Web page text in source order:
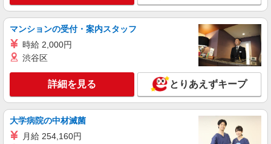
高齢者向け住宅、グループホームなど様々な勤
務先から選べます。
未経験：時給1600〜1800円（資格・経験によ
る） 経験者：時給1800〜2000円（資格・経験によ
払い/週払い/月払い対応も可能です。詳しくは面談
時にご相談ください。 ◆交通費：別途全額支給 ※
当社規定あり
線「妙蓮寺駅」 ◆東急東横線「大倉山駅」 ◆東急
ります！
キープ 詳細を見る
派遣社員
株式会社kotrio /●YK-H-2014866
綱島駅＊年齢不問◎未経験から安定した業界へ
マンションの受付・案内スタッフ
時給 2,000円
渋谷区
詳細を見る とりあえずキープ
大学病院の中材滅菌
月給 254,160円